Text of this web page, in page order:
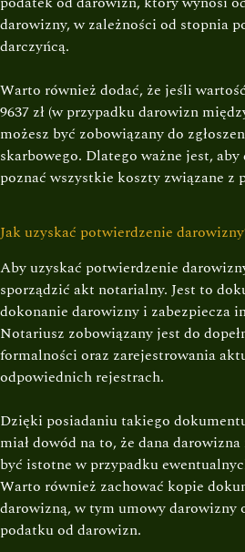
darowizny, w zależności od stopnia
darczyńcą.
Warto również dodać, że jeśli
9637 zł (w przypadku darowizn
możesz być zobowiązany do
skarbowego. Dlatego ważne jest,
poznać wszystkie koszty związane z
Jak uzyskać potwierdzenie
Aby uzyskać potwierdzenie
sporządzić akt notarialny. Jest to
dokonanie darowizny i zabezpiecza
Notariusz zobowiązany jest do
formalności oraz zarejestrowania
odpowiednich rejestrach.
Dzięki posiadaniu takiego
miał dowód na to, że dana
być istotne w przypadku
Warto również zachować kopie
darowizną, w tym umowy darowizny
podatku od darowizn.